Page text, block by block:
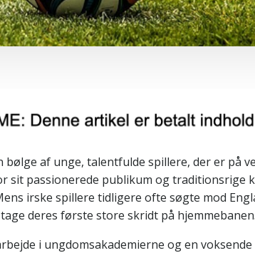
af unge, talentfulde spillere, der er på
passionerede publikum og traditionsrige
irske spillere tidligere ofte søgte mod
deres første store skridt på hjemmebanen.
i ungdomsakademierne og en